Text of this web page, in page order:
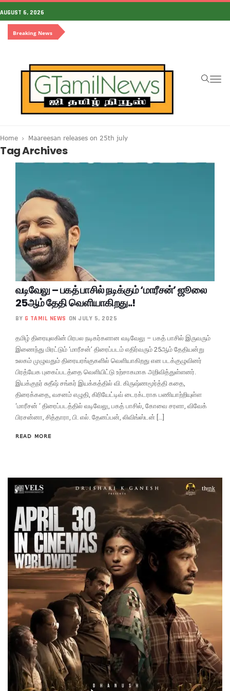
AUGUST 6, 2026
Breaking News
Home Maareesan releases on 25th july
Tag Archives
வடிவேலு – பகத் பாசில் நடிக்கும் ‘மாரீசன்’ ஜூலை
25ஆம் தேதி வெளியாகிறது..!
BY G TAMIL NEWS ON JULY 5, 2025
தமிழ் திரையுலகின் பிரபல நடிகர்களான வடிவேலு – பகத் பாசில் இருவரும்
இணைந்து மிரட்டும் ‘மாரீசன்’ திரைப்படம் எதிர்வரும் 25ஆம் தேதியன்று
உலகம் முழுவதும் திரையரங்குகளில் வெளியாகிறது என படக்குழுவினர்
பிரத்யேக புகைப்படத்தை வெளியிட்டு உற்சாகமாக அறிவித்துள்ளனர்.
இயக்குநர் சுதீஷ் சங்கர் இயக்கத்தில் வி. கிருஷ்ணமூர்த்தி கதை,
திரைக்கதை, வசனம் எழுதி, கிரியேட்டிவ் டைரக்டராக பணியாற்றியுள்ள
‘மாரீசன் ‘ திரைப்படத்தில் வடிவேலு, பகத் பாசில், கோவை சரளா, விவேக்
பிரசன்னா, சித்தாரா, பி. எல். தேனப்பன், லிவிங்ஸ்டன் […]
READ MORE